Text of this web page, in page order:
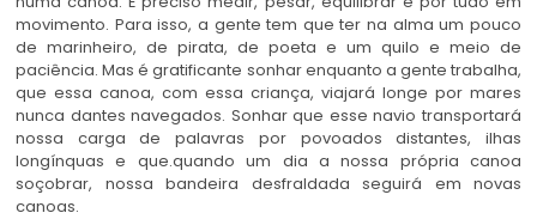
movimento. Para isso, a gente tem que ter na alma um pouco
de marinheiro, de pirata, de poeta e um quilo e meio de
paciência. Mas é gratificante sonhar enquanto a gente trabalha,
que essa canoa, com essa criança, viajará longe por mares
nunca dantes navegados. Sonhar que esse navio transportará
nossa carga de palavras por povoados distantes, ilhas
longínquas e que.quando um dia a nossa própria canoa
soçobrar, nossa bandeira desfraldada seguirá em novas
canoas.